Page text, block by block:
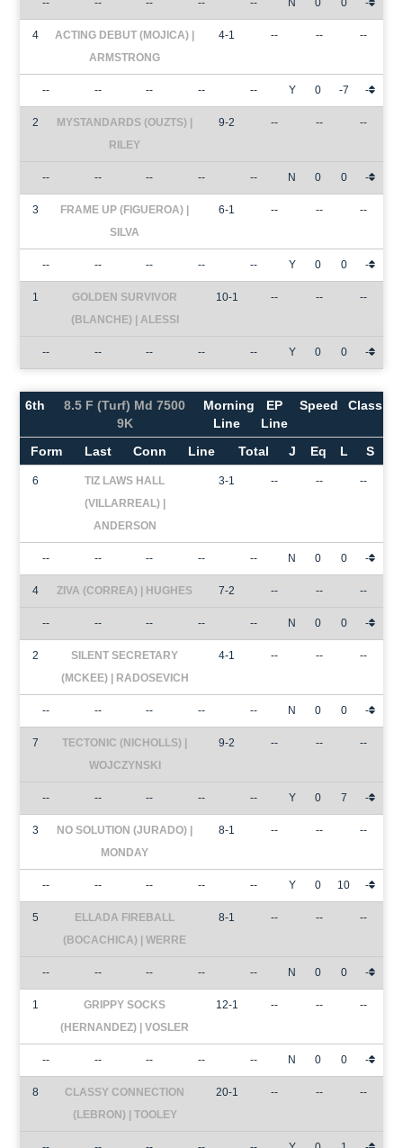
-- -- -- -- -- N 0 0 -
4
ACTING DEBUT (MOJICA) |
ARMSTRONG
4-1 -- -- --
-- -- -- -- -- Y 0 -7 -
2
MYSTANDARDS (OUZTS) |
RILEY
9-2 -- -- --
-- -- -- -- -- N 0 0 -
3
FRAME UP (FIGUEROA) |
SILVA
6-1 -- -- --
-- -- -- -- -- Y 0 0 -
1
GOLDEN SURVIVOR
(BLANCHE) | ALESSI
10-1 -- -- --
-- -- -- -- -- Y 0 0 -
6th
8.5 F (Turf) Md 7500
9K
Morning
Line
EP
Line
Speed Class
Form Last Conn Line Total J Eq L S
6
TIZ LAWS HALL
(VILLARREAL) |
ANDERSON
3-1 -- -- --
-- -- -- -- -- N 0 0 -
4 ZIVA (CORREA) | HUGHES 7-2 -- -- --
-- -- -- -- -- N 0 0 -
2
SILENT SECRETARY
(MCKEE) | RADOSEVICH
4-1 -- -- --
-- -- -- -- -- N 0 0 -
7
TECTONIC (NICHOLLS) |
WOJCZYNSKI
9-2 -- -- --
-- -- -- -- -- Y 0 7 -
3
NO SOLUTION (JURADO) |
MONDAY
8-1 -- -- --
-- -- -- -- -- Y 0 10 -
5
ELLADA FIREBALL
(BOCACHICA) | WERRE
8-1 -- -- --
-- -- -- -- -- N 0 0 -
1
GRIPPY SOCKS
(HERNANDEZ) | VOSLER
12-1 -- -- --
-- -- -- -- -- N 0 0 -
8
CLASSY CONNECTION
(LEBRON) | TOOLEY
20-1 -- -- --